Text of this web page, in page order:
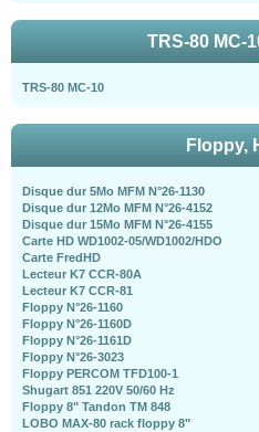
TRS-80 MC-
TRS-80 MC-10
Floppy,
Disque dur 5Mo MFM N°26-1130
Disque dur 12Mo MFM N°26-4152
Disque dur 15Mo MFM N°26-4155
Carte HD WD1002-05/WD1002/HDO
Carte FredHD
Lecteur K7 CCR-80A
Lecteur K7 CCR-81
Floppy N°26-1160
Floppy N°26-1160D
Floppy N°26-1161D
Floppy N°26-3023
Floppy PERCOM TFD100-1
Shugart 851 220V 50/60 Hz
Floppy 8" Tandon TM 848
LOBO MAX-80 rack floppy 8"